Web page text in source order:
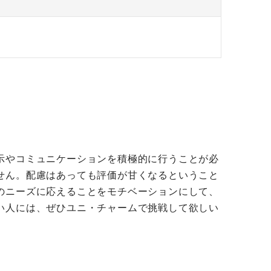
コミュニケーションを積極的に行うことが必
。配慮はあっても評価が甘くなるということ
ーズに応えることをモチベーションにして、
には、ぜひユニ・チャームで挑戦して欲しい